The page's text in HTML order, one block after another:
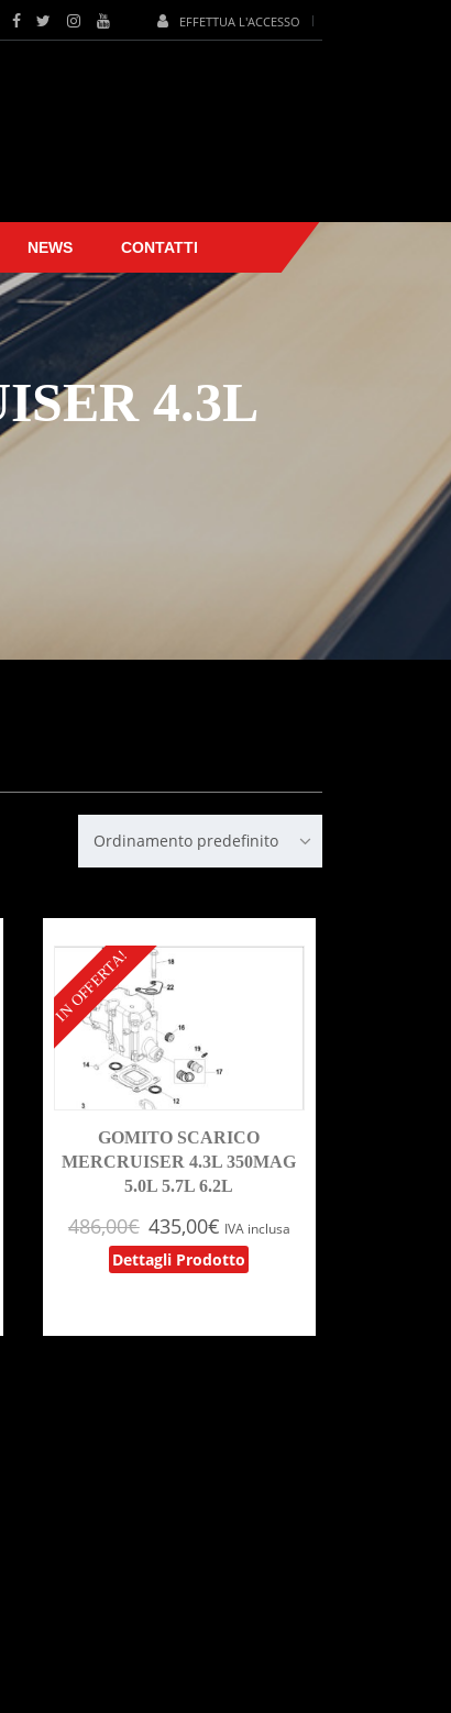
EFFETTUA L'ACCESSO
NEWS CONTATTI
4.3L
Ordinamento predefinito
IN OFFERTA!
GOMITO SCARICO
MERCRUISER 4.3L 350MAG
5.0L 5.7L 6.2L
486,00€ 435,00€ IVA inclusa
Dettagli Prodotto